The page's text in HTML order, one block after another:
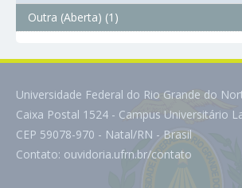
Outra (Aberta) (1)
Universidade Federal do Rio Grande do
Caixa Postal 1524 - Campus Universitário
CEP 59078-970 - Natal/RN - Brasil
Contato: ouvidoria.ufrn.br/contato